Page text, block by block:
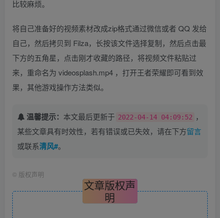
比较麻烦。
将自己准备好的视频素材改成zip格式通过微信或者 QQ 发给
自己，然后拷贝到 Filza，长按该文件选择复制，然后点击最
下方的五角星，点击刚才收藏的路径，将视频文件粘贴过
来，重命名为 videosplash.mp4 ，打开王者荣耀即可看到效
果，其他游戏操作方法类似。
温馨提示： 本文最后更新于 2022-04-14 04:09:52
，
某些文章具有时效性，若有错误或已失效，请在下方留言
或联系清风#。
© 版权声明
文章版权声
明